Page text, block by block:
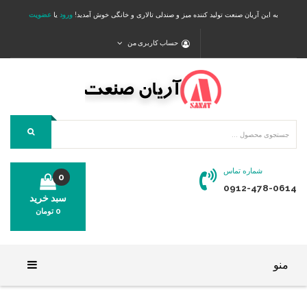
به این آریان صنعت تولید کننده میز و صندلی تالاری و خانگی خوش آمدید! ورود یا عضویت
حساب کاربری من
شماره تماس
0912-478-0614
سبد خرید
0
0 تومان
منو